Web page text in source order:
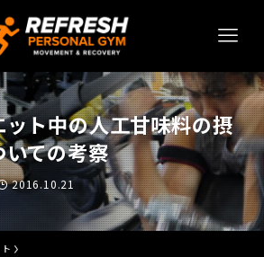
ット中の人工甘味料の摂
いての考察
2016.10.21